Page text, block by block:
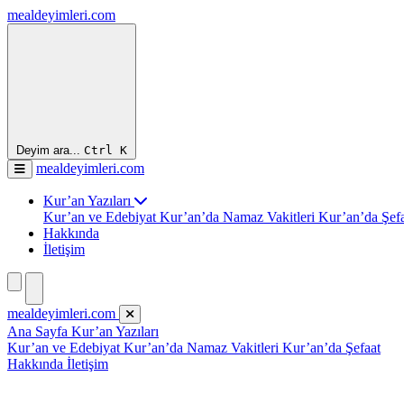
mealdeyimleri.com
Deyim ara... Ctrl K
mealdeyimleri.com
Kur’an Yazıları
Kur’an ve Edebiyat Kur’an’da Namaz Vakitleri Kur’an’da
Hakkında
İletişim
mealdeyimleri.com
Ana Sayfa Kur’an Yazıları
Kur’an ve Edebiyat Kur’an’da Namaz Vakitleri Kur’an’da Şefaat
Hakkında İletişim